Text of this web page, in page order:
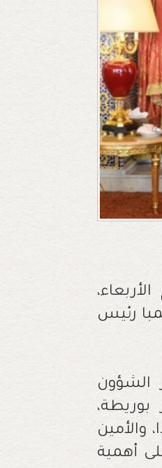
رئيس
الشؤون
بوريطة،
والأمين
أهمية